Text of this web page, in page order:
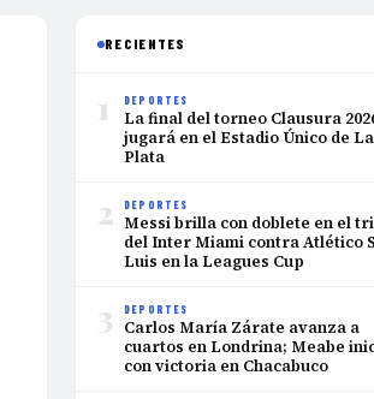
RECIENTES
1 DEPORTES
La final del torneo Clausura
jugará en el Estadio Único de La
Plata
2 DEPORTES
Messi brilla con doblete en el
del Inter Miami contra Atlético
Luis en la Leagues Cup
3 DEPORTES
Carlos María Zárate avanza a
cuartos en Londrina; Meabe
con victoria en Chacabuco